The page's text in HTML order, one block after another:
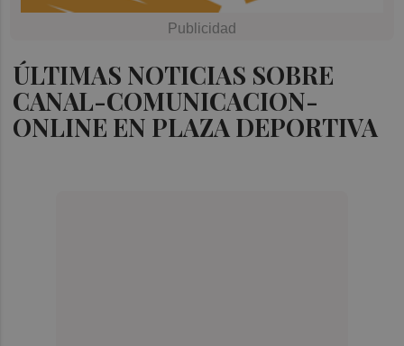
ÚLTIMAS NOTICIAS SOBRE
CANAL-COMUNICACION-
ONLINE EN PLAZA DEPORTIVA